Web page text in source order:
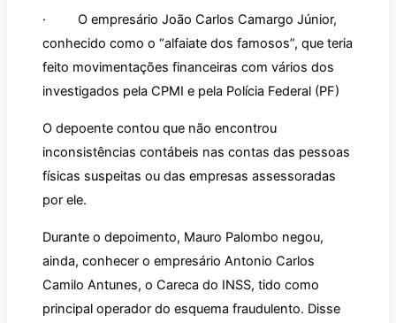
· O empresário João Carlos Camargo Júnior,
conhecido como o “alfaiate dos famosos”, que teria
feito movimentações financeiras com vários dos
investigados pela CPMI e pela Polícia Federal (PF)
O depoente contou que não encontrou
inconsistências contábeis nas contas das pessoas
físicas suspeitas ou das empresas assessoradas
por ele.
Durante o depoimento, Mauro Palombo negou,
ainda, conhecer o empresário Antonio Carlos
Camilo Antunes, o Careca do INSS, tido como
principal operador do esquema fraudulento. Disse